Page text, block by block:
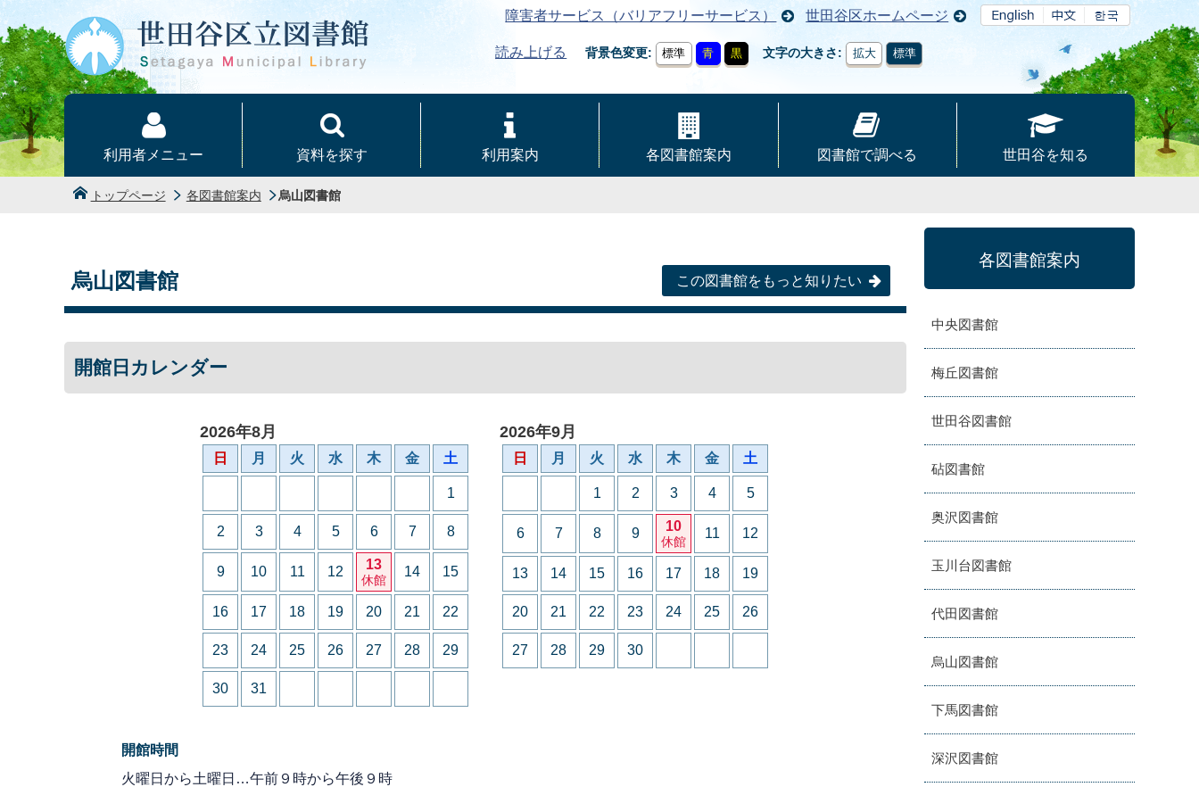
本文へ
障害者サービス（バリアフリーサービス） 世田谷区ホームページ
読み上げる 背景色変更 標準 青 黒 文字の大きさ 拡大 標準
利用者メニュー 資料を探す 利用案内 各図書館案内 図書館で調べる 世田谷を知る
トップページ 各図書館案内 烏山図書館
烏山図書館 この図書館をもっと知りたい
開館日カレンダー
2026年8月
日 月 火 水 木 金 土
1
2 3 4 5 6 7 8
9 10 11 12 13
休館
14 15
16 17 18 19 20 21 22
23 24 25 26 27 28 29
30 31
2026年9月
日 月 火 水 木 金 土
1 2 3 4 5
6 7 8 9 10
休館
11 12
13 14 15 16 17 18 19
20 21 22 23 24 25 26
27 28 29 30
開館時間
火曜日から土曜日…午前９時から午後９時
各図書館案内
中央図書館
梅丘図書館
世田谷図書館
砧図書館
奥沢図書館
玉川台図書館
代田図書館
烏山図書館
下馬図書館
深沢図書館